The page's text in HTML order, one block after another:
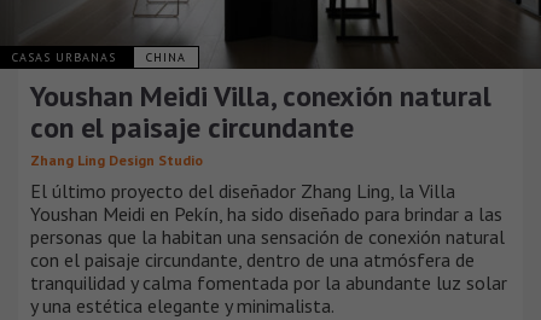
CASAS URBANAS CHINA
Youshan Meidi Villa, conexión natural
con el paisaje circundante
Zhang Ling Design Studio
El último proyecto del diseñador Zhang Ling, la Villa
Youshan Meidi en Pekín, ha sido diseñado para brindar a las
personas que la habitan una sensación de conexión natural
con el paisaje circundante, dentro de una atmósfera de
tranquilidad y calma fomentada por la abundante luz solar
y una estética elegante y minimalista.